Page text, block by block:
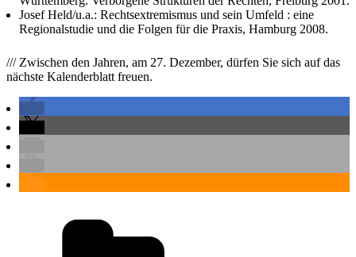
Josef Held/u.a.: Rechtsextremismus und sein Umfeld : eine
Regionalstudie und die Folgen für die Praxis, Hamburg 2008.
/// Zwischen den Jahren, am 27. Dezember, dürfen Sie sich auf das
nächste Kalenderblatt freuen.